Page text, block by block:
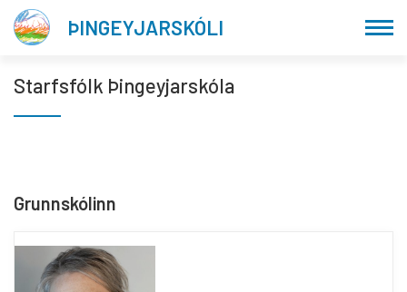
Fara
ÞINGEYJARSKÓLI
Starfsfólk Þingeyjarskóla
Grunnskólinn